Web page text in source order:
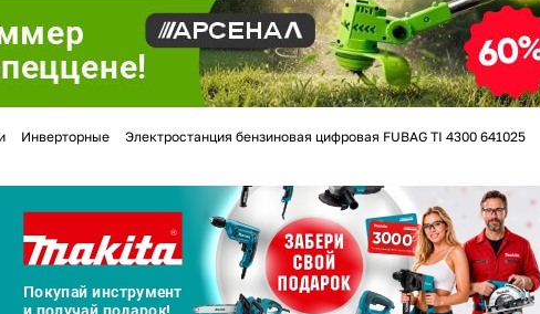
Инверторные Электростанция бензиновая цифровая FUBAG TI 4300 641025
Для клиентов всех банков
на частибез переплат
График платежей